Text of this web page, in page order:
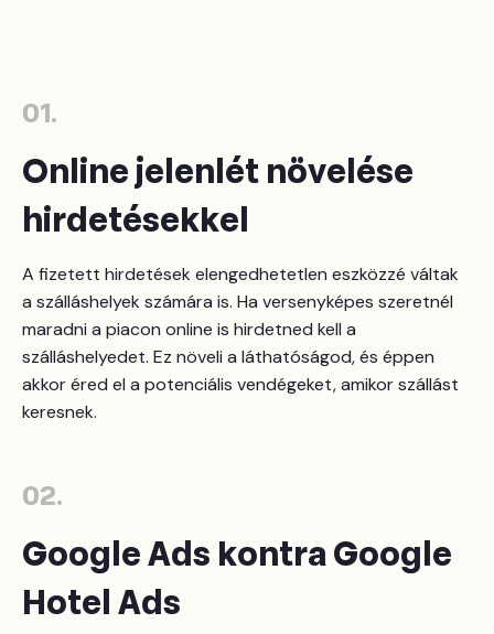
01.
Online jelenlét növelése
hirdetésekkel
A fizetett hirdetések elengedhetetlen eszközzé váltak
a szálláshelyek számára is. Ha versenyképes szeretnél
maradni a piacon online is hirdetned kell a
szálláshelyedet. Ez növeli a láthatóságod, és éppen
akkor éred el a potenciális vendégeket, amikor szállást
keresnek.
02.
Google Ads kontra Google
Hotel Ads